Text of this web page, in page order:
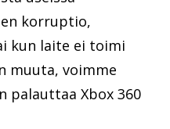
korruptio,
kun laite ei toimi
muuta, voimme
palauttaa Xbox 360